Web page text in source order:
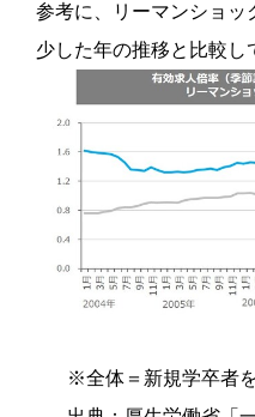
参考に、リーマンショッ
少した年の推移と比較し
※全体＝新規学卒者